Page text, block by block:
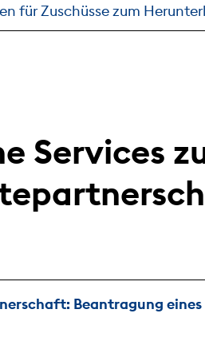
für Zuschüsse zum
Services
Beantragung eines